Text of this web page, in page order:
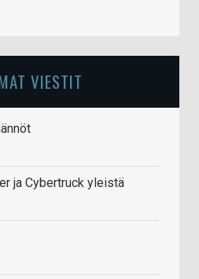
VIESTIT
ja Cybertruck yleistä